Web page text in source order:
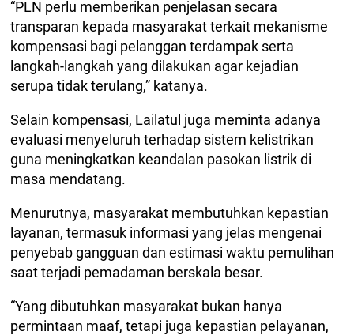
“PLN perlu memberikan penjelasan secara
transparan kepada masyarakat terkait mekanisme
kompensasi bagi pelanggan terdampak serta
langkah-langkah yang dilakukan agar kejadian
serupa tidak terulang,” katanya.
Selain kompensasi, Lailatul juga meminta adanya
evaluasi menyeluruh terhadap sistem kelistrikan
guna meningkatkan keandalan pasokan listrik di
masa mendatang.
Menurutnya, masyarakat membutuhkan kepastian
layanan, termasuk informasi yang jelas mengenai
penyebab gangguan dan estimasi waktu pemulihan
saat terjadi pemadaman berskala besar.
“Yang dibutuhkan masyarakat bukan hanya
permintaan maaf, tetapi juga kepastian pelayanan,